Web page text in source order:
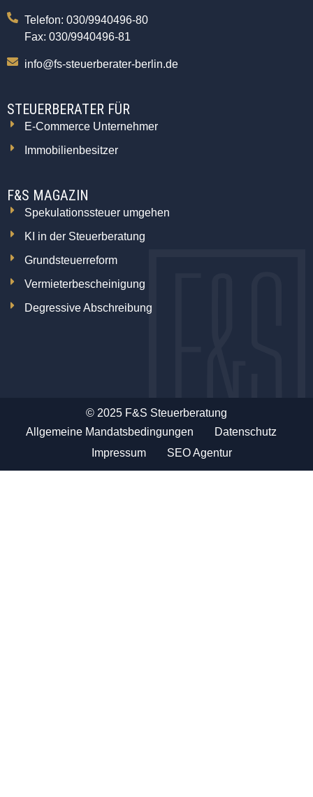
Telefon: 030/9940496-80
Fax: 030/9940496-81
info@fs-steuerberater-berlin.de
STEUERBERATER FÜR
E-Commerce Unternehmer
Immobilienbesitzer
F&S MAGAZIN
Spekulationssteuer umgehen
KI in der Steuerberatung
Grundsteuerreform
Vermieterbescheinigung
Degressive Abschreibung
© 2025 F&S Steuerberatung
Allgemeine Mandatsbedingungen
Datenschutz
Impressum
SEO Agentur